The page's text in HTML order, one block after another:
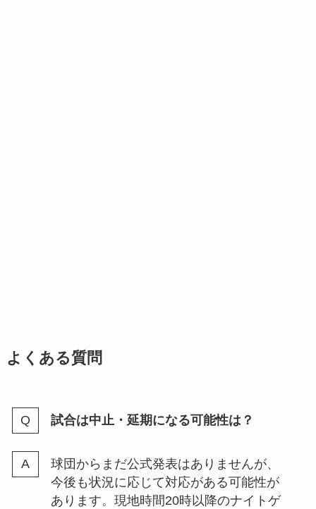
よくある質問
試合は中止・延期になる可能性は？
球団からまだ公式発表はありませんが、
今後も状況に応じて対応がある可能性が
あります。現地時間20時以降のナイトゲ